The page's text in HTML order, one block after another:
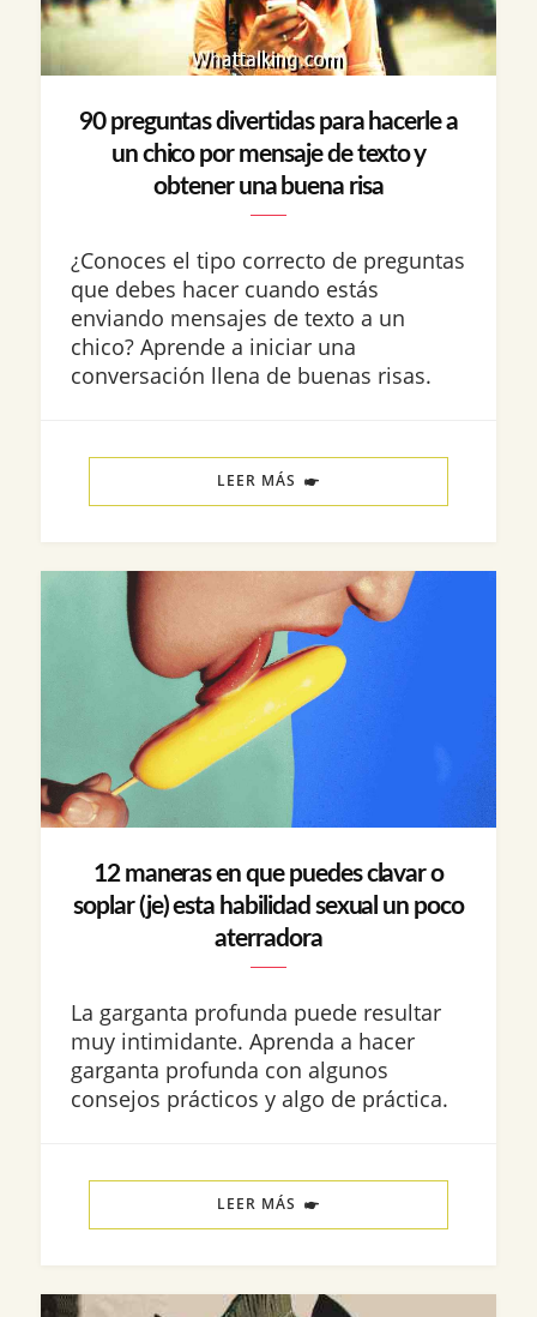
90 preguntas divertidas para hacerle a
un chico por mensaje de texto y
obtener una buena risa
¿Conoces el tipo correcto de preguntas
que debes hacer cuando estás
enviando mensajes de texto a un
chico? Aprende a iniciar una
conversación llena de buenas risas.
LEER MÁS
12 maneras en que puedes clavar o
soplar (je) esta habilidad sexual un poco
aterradora
La garganta profunda puede resultar
muy intimidante. Aprenda a hacer
garganta profunda con algunos
consejos prácticos y algo de práctica.
LEER MÁS